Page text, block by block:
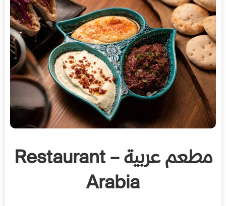
مطعم عربية – Restaurant
Arabia